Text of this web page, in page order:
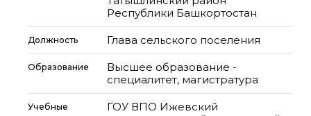
Республики Башкортостан
Должность Глава сельского поселения
Образование
Высшее образование -
специалитет, магистратура
Учебные
ГОУ ВПО Ижевский